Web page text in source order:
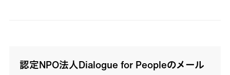
認定NPO法人Dialogue for Peopleのメール